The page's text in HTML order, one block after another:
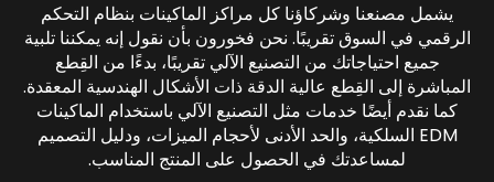
يشمل مصنعنا وشركاؤنا كل مراكز الماكينات بنظام التحكم
الرقمي في السوق تقريبًا. نحن فخورون بأن نقول إنه يمكننا تلبية
جميع احتياجاتك من التصنيع الآلي تقريبًا، بدءًا من القِطع
المباشرة إلى القِطع عالية الدقة ذات الأشكال الهندسية المعقدة.
كما نقدم أيضًا خدمات مثل التصنيع الآلي باستخدام الماكينات
EDM السلكية، والحد الأدنى لأحجام الميزات، ودليل التصميم
لمساعدتك في الحصول على المنتج المناسب.